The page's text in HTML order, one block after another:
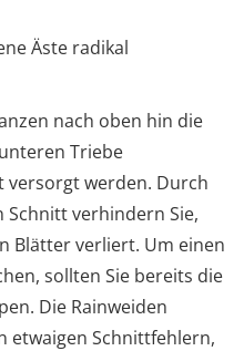
Äste radikal
nach oben hin die
Triebe
versorgt werden. Durch
verhindern Sie,
Blätter verliert. Um einen
sollten Sie bereits die
Die Rainweiden
etwaigen Schnittfehlern,